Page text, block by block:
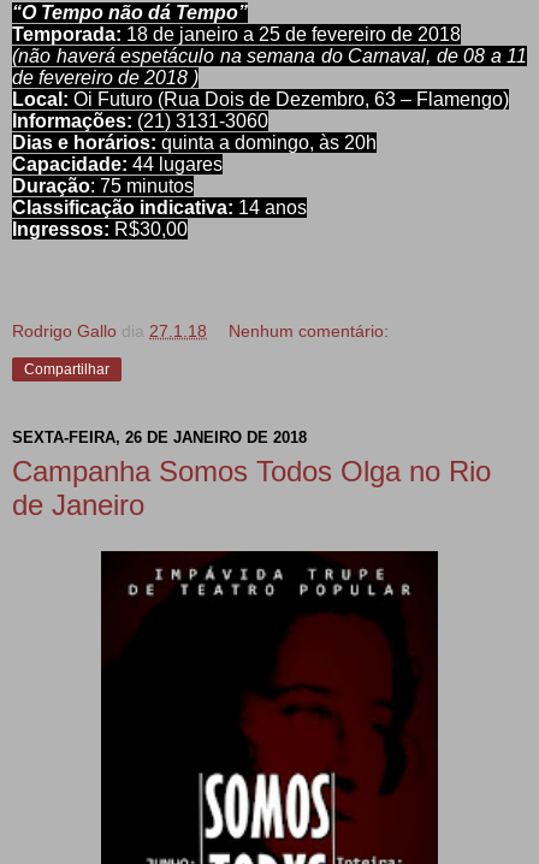
“O Tempo não dá Tempo”
Temporada: 18 de janeiro a 25 de fevereiro de 2018
(não haverá espetáculo na semana do Carnaval, de 08 a 11
de fevereiro de 2018 )
Local: Oi Futuro (Rua Dois de Dezembro, 63 – Flamengo)
Informações: (21) 3131-3060
Dias e horários: quinta a domingo, às 20h
Capacidade: 44 lugares
Duração: 75 minutos
Classificação indicativa: 14 anos
Ingressos: R$30,00
Rodrigo Gallo dia 27.1.18 Nenhum comentário:
Compartilhar
SEXTA-FEIRA, 26 DE JANEIRO DE 2018
Campanha Somos Todos Olga no Rio
de Janeiro